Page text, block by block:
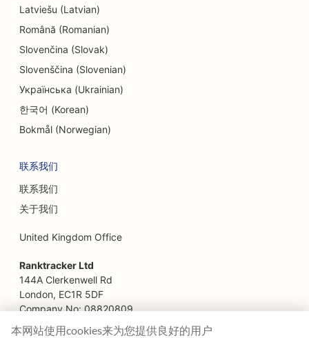
Latviešu (Latvian)
Română (Romanian)
Slovenčina (Slovak)
Slovenščina (Slovenian)
Українська (Ukrainian)
한국어 (Korean)
Bokmål (Norwegian)
联系我们
联系我们
关于我们
United Kingdom Office
Ranktracker Ltd
144A Clerkenwell Rd
London, EC1R 5DF
Company No: 08820809
felix@ranktracker.com
本网站使用cookies来为您提供良好的用户